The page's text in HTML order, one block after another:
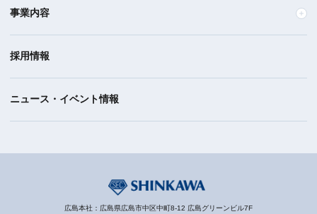
事業内容
採用情報
ニュース・イベント情報
広島本社：広島県広島市中区中町8-12 広島グリーンビル7F